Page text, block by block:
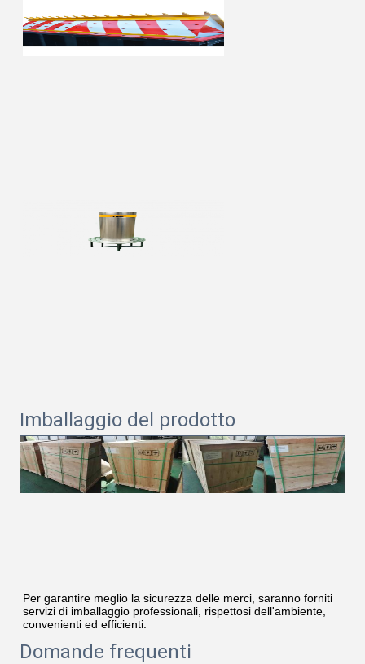
Imballaggio del prodotto
Per garantire meglio la sicurezza delle merci, saranno forniti
servizi di imballaggio professionali, rispettosi dell'ambiente,
convenienti ed efficienti.
Domande frequenti